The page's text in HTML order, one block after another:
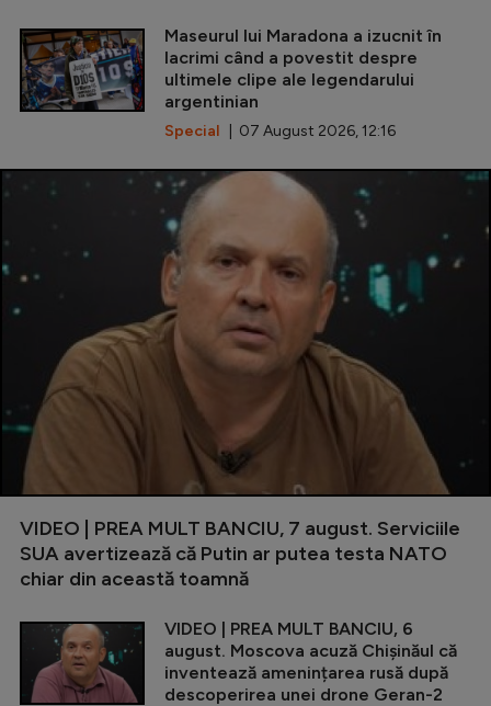
Maseurul lui Maradona a izucnit în
lacrimi când a povestit despre
ultimele clipe ale legendarului
argentinian
Special | 07 August 2026, 12:16
VIDEO | PREA MULT BANCIU, 7 august. Serviciile
SUA avertizează că Putin ar putea testa NATO
chiar din această toamnă
VIDEO | PREA MULT BANCIU, 6
august. Moscova acuză Chișinăul că
inventează amenințarea rusă după
descoperirea unei drone Geran-2